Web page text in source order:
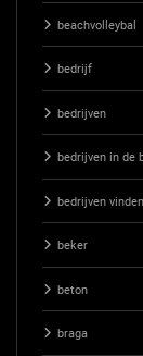
beachvolleybal
bedrijf
bedrijven
bedrijven in de
bedrijven vinden
beker
beton
braga